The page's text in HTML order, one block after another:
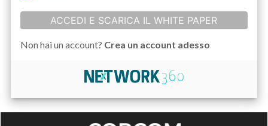
ACCEDI E SCARICA IL WHITE PAPER
Non hai un account? Crea un account adesso